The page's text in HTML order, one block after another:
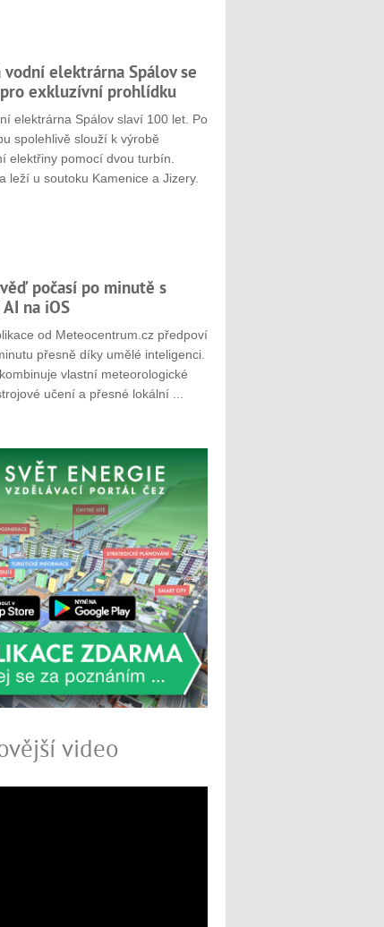
elektrárna Spálov se
exkluzívní prohlídku
elektrárna Spálov slaví 100 let. Po
spolehlivě slouží k výrobě
elektřiny pomocí dvou turbín.
leží u soutoku Kamenice a Jizery.
počasí po minutě s
na iOS
od Meteocentrum.cz předpoví
přesně díky umělé inteligenci.
vlastní meteorologické
učení a přesné lokální ...
video